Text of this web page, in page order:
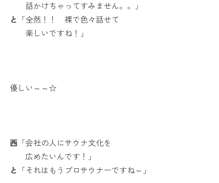
話かけちゃってすみません。。」
と
「全然！！ 裸で色々話せて
楽しいですね！」
優しい～～☆
西 「会社の人にサウナ文化を
広めたいんです！」
と
「それはもうプロサウナーですね～」